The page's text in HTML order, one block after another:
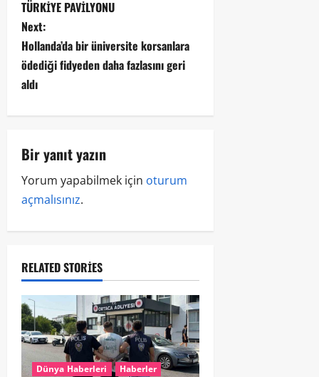
TÜRKİYE PAVİLYONU
Next:
Hollanda’da bir üniversite korsanlara
ödediği fidyeden daha fazlasını geri
aldı
Bir yanıt yazın
Yorum yapabilmek için oturum
açmalısınız.
RELATED STORIES
Dünya Haberleri
Haberler